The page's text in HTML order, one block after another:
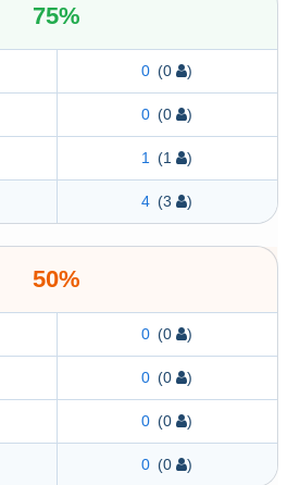
75%
0 (0 )
0 (0 )
1 (1 )
4 (3 )
50%
0 (0 )
0 (0 )
0 (0 )
0 (0 )